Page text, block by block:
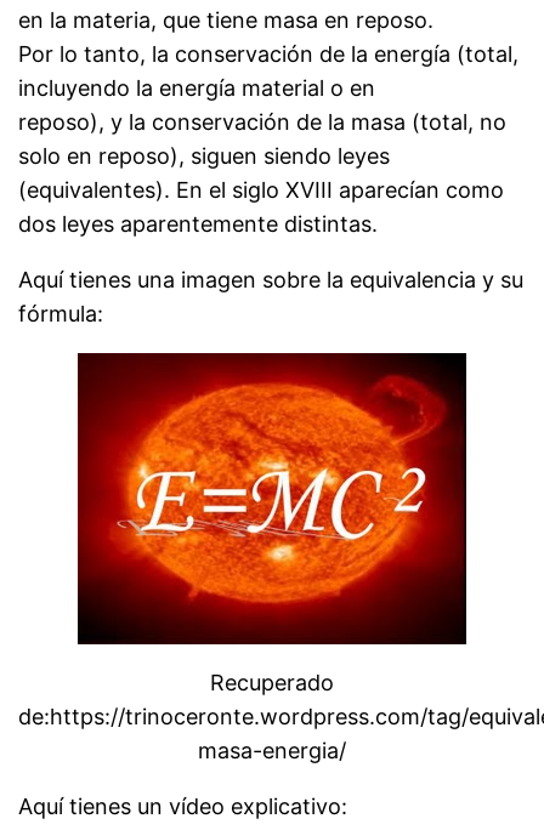
en la materia, que tiene masa en reposo.
Por lo tanto, la conservación de la energía (total,
incluyendo la energía material o en
reposo), y la conservación de la masa (total, no
solo en reposo), siguen siendo leyes
(equivalentes). En el siglo XVIII aparecían como
dos leyes aparentemente distintas.
Aquí tienes una imagen sobre la equivalencia y su
fórmula:
Recuperado
de:https://trinoceronte.wordpress.com/tag/
masa-energia/
Aquí tienes un vídeo explicativo: